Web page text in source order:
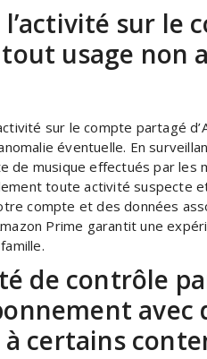
sur le
usage non
sur le compte partagé
éventuelle. En
de musique effectués par les
toute activité suspecte
compte et des données
Prime garantit une
de contrôle
avec
certains